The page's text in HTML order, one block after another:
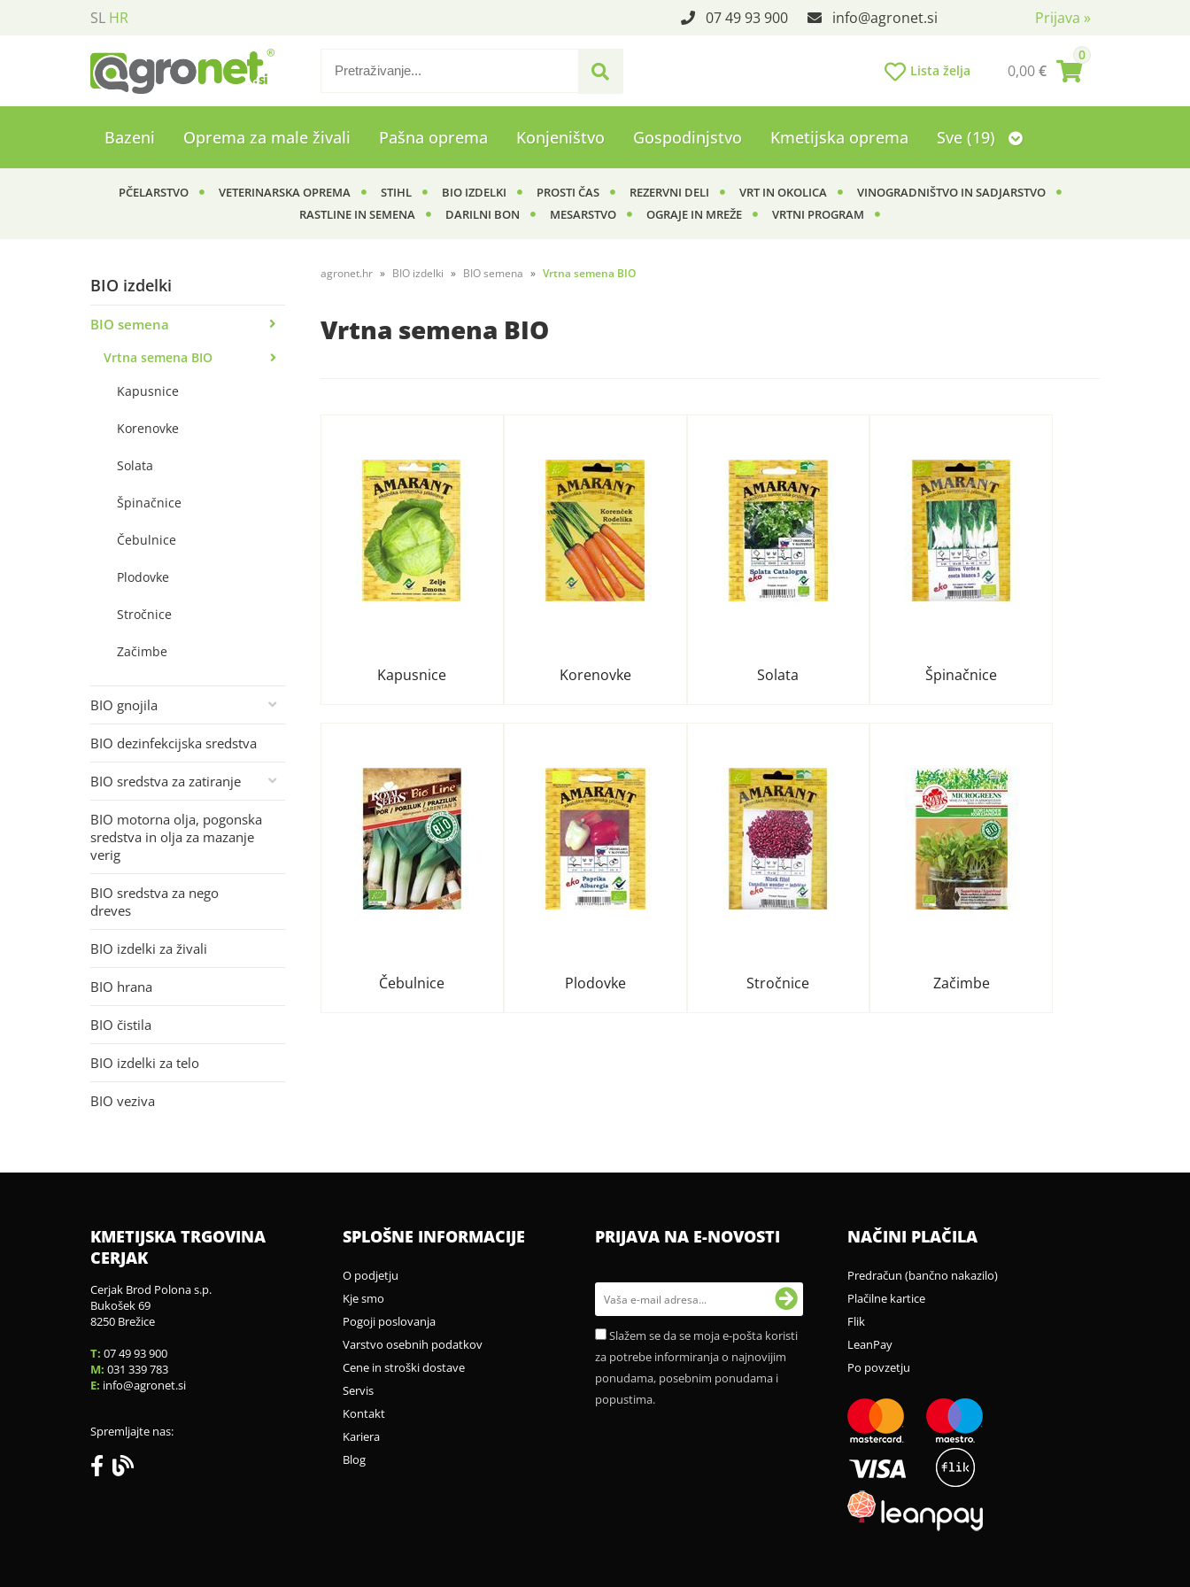
SL HR Prijava »
07 49 93 900 info agronet.si
0
0,00€
Lista želja
Bazeni Oprema za male živali Pašna oprema Konjeništvo Gospodinjstvo Kmetijska oprema Sve (19)
PČELARSTVO VETERINARSKA OPREMA STIHL BIO IZDELKI PROSTI ČAS REZERVNI DELI VRT IN OKOLICA
VINOGRADNIŠTVO IN SADJARSTVO
RASTLINE IN SEMENA
DARILNI BON MESARSTVO OGRAJE IN MREŽE VRTNI PROGRAM
BIO izdelki
BIO semena
Vrtna semena BIO
Kapusnice
Korenovke
Solata
Špinačnice
Čebulnice
Plodovke
Stročnice
Začimbe
BIO gnojila
BIO dezinfekcijska sredstva
BIO sredstva za zatiranje
BIO motorna olja, pogonska
sredstva in olja za mazanje
verig
BIO sredstva za nego
dreves
BIO izdelki za živali
BIO hrana
BIO čistila
BIO izdelki za telo
BIO veziva
agronet.hr BIO izdelki BIO semena Vrtna semena BIO
Vrtna semena BIO
Kapusnice Korenovke Solata Špinačnice
Čebulnice Plodovke Stročnice Začimbe
KMETIJSKA TRGOVINA
CERJAK
Cerjak Brod Polona s.p.
Bukošek 69
8250 Brežice
T: 07 49 93 900
M: 031 339 783
E: info agronet.si
Spremljajte nas:
SPLOŠNE INFORMACIJE
O podjetju
Kje smo
Pogoji poslovanja
Varstvo osebnih podatkov
Cene in stroški dostave
Servis
Kontakt
Kariera
Blog
PRIJAVA NA E-NOVOSTI
Slažem se da se moja e-pošta koristi
za potrebe informiranja o najnovijim
ponudama, posebnim ponudama i
popustima.
NAČINI PLAČILA
Predračun (bančno nakazilo)
Plačilne kartice
Flik
LeanPay
Po povzetju